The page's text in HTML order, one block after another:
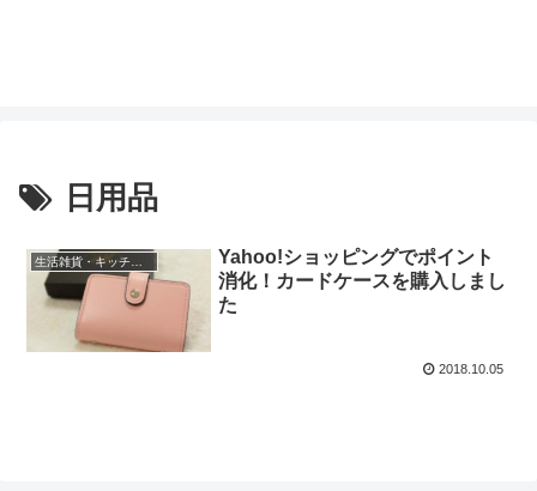
日用品
生活雑貨・キッチン用品
Yahoo!ショッピングでポイント
消化！カードケースを購入しまし
た
2018.10.05